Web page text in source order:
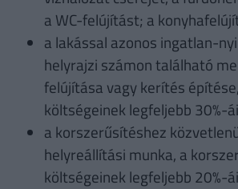
a WC-felújítást; a
a lakással azonos ingatlan-
helyrajzi számon található
felújítása vagy kerítés
költségeinek legfeljebb 30%-
a korszerűsítéshez
helyreállítási munka, a
költségeinek legfeljebb 20%-